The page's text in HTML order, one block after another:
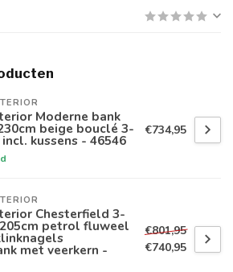
Moderne bank
beige bouclé 3-
kussens - 46546
€734,95
Chesterfield 3-
petrol fluweel
met veerkern -
€801,95
€740,95